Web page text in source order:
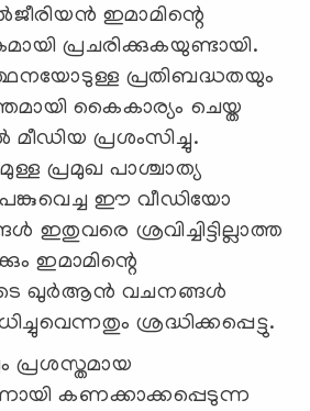
ഇമാമിന്റെ
പ്രചരിക്കുകയുണ്ടായി.
പ്രതിബദ്ധതയും
കൈകാര്യം ചെയ്ത
പ്രശംസിച്ചു.
പ്രമുഖ പാശ്ചാത്യ
പങ്കുവെച്ച ഈ വീഡിയോ
ശ്രവിച്ചിട്ടില്ലാത്ത
ഇമാമിന്റെ
ഖുർആൻ വചനങ്ങൾ
ശ്രദ്ധിക്കപ്പെട്ടു.
പ്രശസ്തമായ
കണക്കാക്കപ്പെടുന്ന